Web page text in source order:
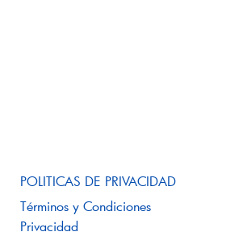
POLITICAS DE PRIVACIDAD
Términos y Condiciones
Privacidad